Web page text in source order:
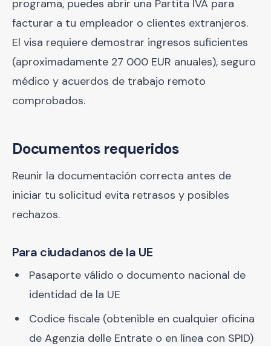
programa, puedes abrir una Partita IVA para
facturar a tu empleador o clientes extranjeros.
El visa requiere demostrar ingresos suficientes
(aproximadamente 27 000 EUR anuales), seguro
médico y acuerdos de trabajo remoto
comprobados.
Documentos requeridos
Reunir la documentación correcta antes de
iniciar tu solicitud evita retrasos y posibles
rechazos.
Para ciudadanos de la UE
Pasaporte válido o documento nacional de
identidad de la UE
Codice fiscale (obtenible en cualquier oficina
de Agenzia delle Entrate o en línea con SPID)